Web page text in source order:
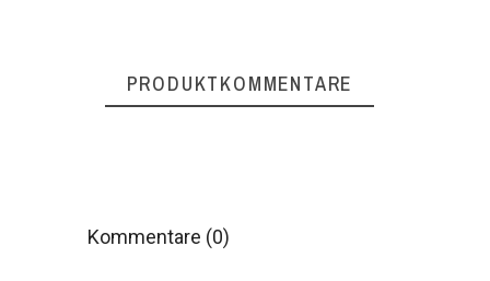
PRODUKTKOMMENTARE
Kommentare (0)